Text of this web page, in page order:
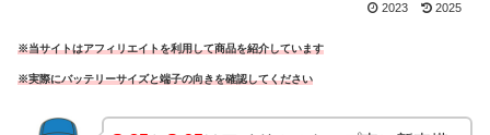
2023 2025
※当サイトはアフィリエイトを利用して商品を紹介しています
※実際にバッテリーサイズと端子の向きを確認してください